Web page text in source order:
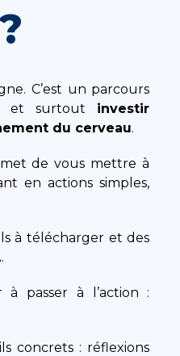
C’est un parcours
et surtout investir
du cerveau.
de vous mettre à
en actions simples,
à télécharger et des
passer à l’action :
concrets : réflexions